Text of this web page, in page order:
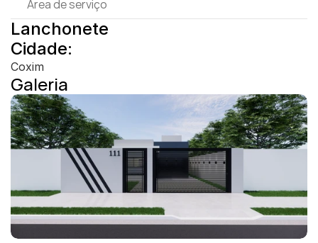
Área de serviço
Lanchonete
Cidade:
Coxim
Galeria